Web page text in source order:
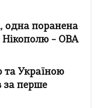
одна поранена
– ОВА
та Україною
за перше